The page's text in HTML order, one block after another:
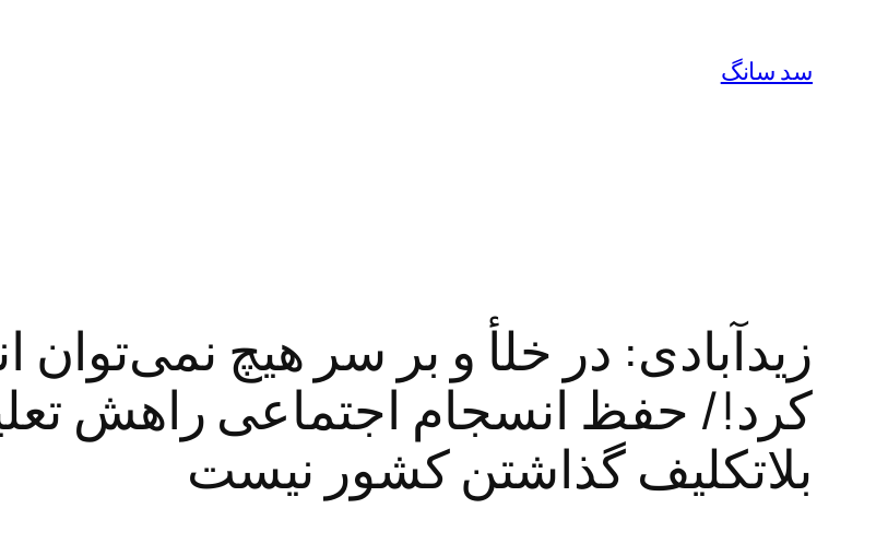
سد سانگ
زیدآبادی: در خلأ و بر سر هیچ
کرد!/ حفظ انسجام اجتماعی راهش
بلاتکلیف گذاشتن کشور نیست